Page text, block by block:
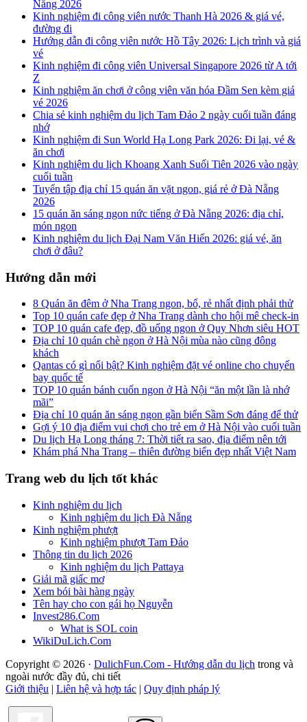
Nẵng 2026
Kinh nghiệm đi công viên nước Thanh Hà 2026 & giá vé,
đường đi
Hướng dẫn đi công viên nước Hồ Tây 2026: Lịch trình và giá
vé
Kinh nghiệm đi công viên Universal Singapore 2026 từ A tới
Z
Kinh nghiệm ăn chơi ở công viên văn hóa Đầm Sen kèm giá
vé 2026
Chia sẻ kinh nghiệm du lịch Tam Đảo 2 ngày cuối tuần đáng
nhớ
Kinh nghiệm đi Sun World Hạ Long Park 2026: Đi lại, vé &
ăn chơi
Kinh nghiệm du lịch Khoang Xanh Suối Tiên 2026 vào ngày
cuối tuần
Tuyển tập địa chỉ 15 quán ăn vặt ngon, giá rẻ ở Đà Nẵng
2026
15 quán ăn sáng ngon nức tiếng ở Đà Nẵng 2026: địa chỉ,
món ngon
Kinh nghiệm du lịch Đại Nam Văn Hiến 2026: giá vé, ăn
chơi ở đâu?
Hướng dẫn mới
8 Quán ăn đêm ở Nha Trang ngon, bổ, rẻ nhất định phải thử
Top 10 quán cafe đẹp ở Nha Trang dành cho hội mê check-in
TOP 10 quán cafe đẹp, đồ uống ngon ở Quy Nhơn siêu HOT
Địa chỉ 10 quán chè ngon ở Hà Nội mùa nào cũng đông
khách
Qantas có gì nổi bật? Kinh nghiệm đặt vé online cho chuyến
bay quốc tế
TOP 10 quán bánh cuốn ngon ở Hà Nội “ăn một lần là nhớ
mãi”
Địa chỉ 10 quán ăn sáng ngon gần biển Sầm Sơn đáng để thử
Gợi ý 10 địa điểm vui chơi cho trẻ em ở Hà Nội vào cuối tuần
Du lịch Hạ Long tháng 7: Thời tiết ra sao, địa điểm nên tới
Khám phá Nha Trang – thiên đường biển đẹp nhất Việt Nam
Trang web du lịch tốt khác
Kinh nghiệm du lịch
Kinh nghiệm du lịch Đà Nẵng
Kinh nghiệm phượt
Kinh nghiệm phượt Tam Đảo
Thông tin du lịch 2026
Kinh nghiệm du lịch Pattaya
Giải mã giấc mơ
Xem bói bài hàng ngày
Tên hay cho con gái họ Nguyễn
Invest286.Com
What is SOL coin
WikiDuLich.Com
Copyright © 2026 · DulichFun.Com - Hướng dẫn du lịch trong và
ngoài nước đầy đủ, chi tiết
Giới thiệu | Liên hệ và hợp tác | Quy định pháp lý